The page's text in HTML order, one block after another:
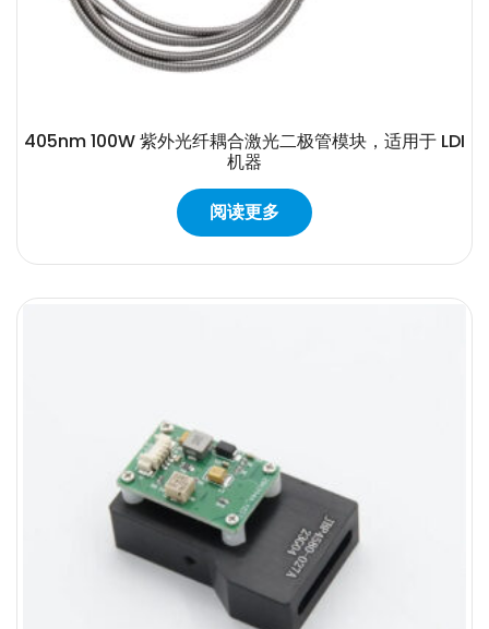
405nm 100W 紫外光纤耦合激光二极管模块，适用于 LDI
机器
阅读更多